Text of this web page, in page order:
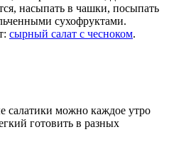
насыпать в чашки, посыпать
сухофруктами.
сырный салат с чесноком.
салатики можно каждое утро
готовить в разных